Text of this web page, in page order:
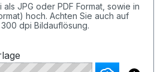
JPG oder PDF Format, sowie in
hoch. Achten Sie auch auf
dpi Bildauflösung.